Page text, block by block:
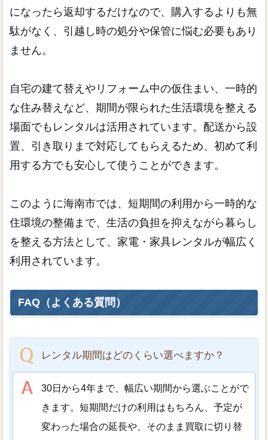
になったら返却するだけなので、購入するよりも無
駄がなく、引越し時の処分や保管に悩む必要もあり
ません。
自宅の建て替えやリフォーム中の仮住まい、一時的
な住み替えなど、期間が限られた生活環境を整える
場面でもレンタルは活用されています。配送から設
置、引き取りまで対応してもらえるため、初めて利
用する方でも安心して使うことができます。
このように海南市では、短期間の利用から一時的な
住環境の整備まで、生活の負担を抑えながら暮らし
を整える方法として、家電・家具レンタルが幅広く
利用されています。
FAQ（よくある質問）
レンタル期間はどのくらい選べますか？
30日から4年まで、幅広い期間から選ぶことがで
きます。短期間だけの利用はもちろん、予定が
変わった場合の延長や、そのまま買取に切り替